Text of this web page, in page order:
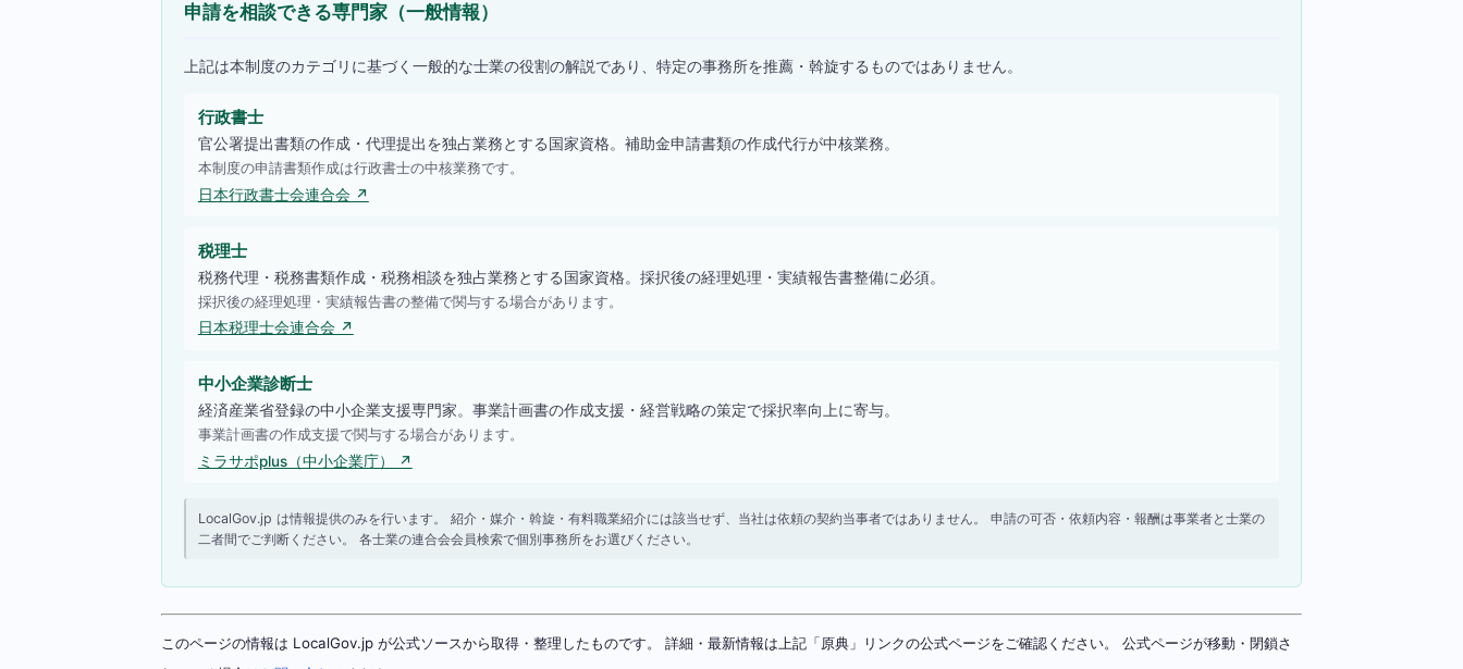
申請を相談できる専門家（一般情報）
上記は本制度のカテゴリに基づく一般的な士業の役割の解説であり、特定の事務所を推薦・斡旋するものではありません。
行政書士
官公署提出書類の作成・代理提出を独占業務とする国家資格。補助金申請書類の作成代行が中核業務。
本制度の申請書類作成は行政書士の中核業務です。
日本行政書士会連合会 ↗
税理士
税務代理・税務書類作成・税務相談を独占業務とする国家資格。採択後の経理処理・実績報告書整備に必須。
採択後の経理処理・実績報告書の整備で関与する場合があります。
日本税理士会連合会 ↗
中小企業診断士
経済産業省登録の中小企業支援専門家。事業計画書の作成支援・経営戦略の策定で採択率向上に寄与。
事業計画書の作成支援で関与する場合があります。
ミラサポplus（中小企業庁） ↗
LocalGov.jp は情報提供のみを行います。 紹介・媒介・斡旋・有料職業紹介には該当せず、当社は依頼の契約当事者ではありません。 申請の可否・依頼内容・報酬は事業者と士業の
二者間でご判断ください。 各士業の連合会会員検索で個別事務所をお選びください。
このページの情報は LocalGov.jp が公式ソースから取得・整理したものです。 詳細・最新情報は上記「原典」リンクの公式ページをご確認ください。 公式ページが移動・閉鎖さ